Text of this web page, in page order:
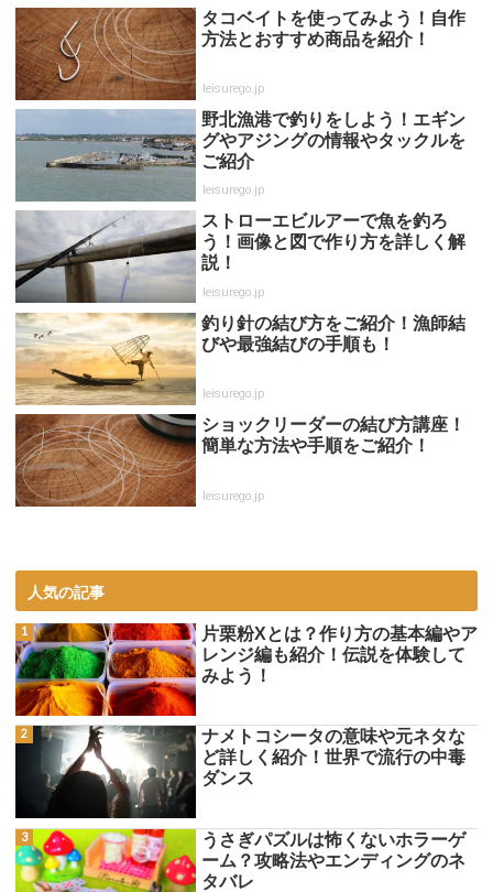
タコベイトを使ってみよう！自作
方法とおすすめ商品を紹介！
leisurego.jp
野北漁港で釣りをしよう！エギン
グやアジングの情報やタックルを
ご紹介
leisurego.jp
ストローエビルアーで魚を釣ろ
う！画像と図で作り方を詳しく解
説！
leisurego.jp
釣り針の結び方をご紹介！漁師結
びや最強結びの手順も！
leisurego.jp
ショックリーダーの結び方講座！
簡単な方法や手順をご紹介！
leisurego.jp
人気の記事
片栗粉Xとは？作り方の基本編やア
レンジ編も紹介！伝説を体験して
みよう！
ナメトコシータの意味や元ネタな
ど詳しく紹介！世界で流行の中毒
ダンス
うさぎパズルは怖くないホラーゲ
ーム？攻略法やエンディングのネ
タバレ